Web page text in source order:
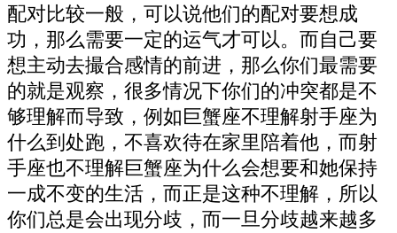
配对比较一般，可以说他们的配对要想成
功，那么需要一定的运气才可以。而自己要
想主动去撮合感情的前进，那么你们最需要
的就是观察，很多情况下你们的冲突都是不
够理解而导致，例如巨蟹座不理解射手座为
什么到处跑，不喜欢待在家里陪着他，而射
手座也不理解巨蟹座为什么会想要和她保持
一成不变的生活，而正是这种不理解，所以
你们总是会出现分歧，而一旦分歧越来越多